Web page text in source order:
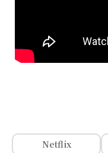
Netflix